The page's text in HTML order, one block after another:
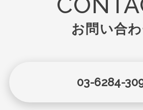
お問い合
03-6284-